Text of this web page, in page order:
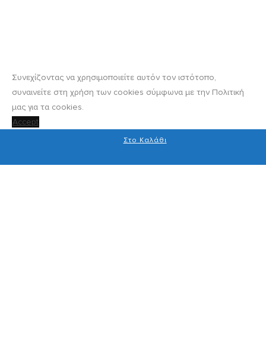
Στο Καλάθι
Στο Καλάθι
Στο Καλάθι
Στο Καλάθι
Συνεχίζοντας να χρησιμοποιείτε αυτόν τον ιστότοπο,
συναινείτε στη χρήση των cookies σύμφωνα με την Πολιτική
μας για τα cookies.
Accept